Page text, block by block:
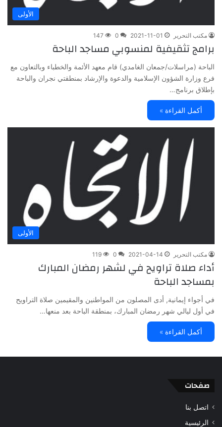
الأولى
مكتب التحرير 2021-11-01
0
147
برامج تثقيفية لمنسوبي مساجد الباحة
الباحة (مراسلات/جمعان الغامدي) قام معهد الأئمة والخطباء وبالتعاون مع
فرع وزارة الشؤون الإسلامية والدعوة والإرشاد بمنطقتي نجران والباحة
بإطلاق برنامج…
أكمل القراءة »
الأولى
مكتب التحرير 2021-04-14
0
119
أداء صلاة تراويح في لشهر رمضان المبارك
بمساجد الباحة
في أجواء إيمانية, أدى المصلون من المواطنين والمقيمين صلاة التراويح
في أول ليالي شهر رمضان المبارك، بمنطقة الباحة بعد منعها…
أكمل القراءة »
صفحات
اتصل بنا
الرئيسية